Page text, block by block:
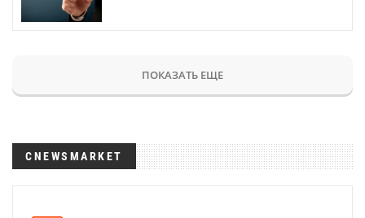
ПОКАЗАТЬ ЕЩЕ
CNEWSMARKET